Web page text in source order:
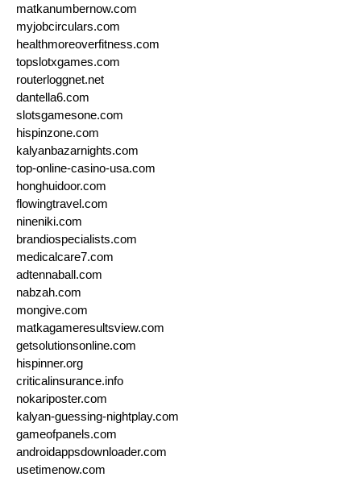
matkanumbernow.com
myjobcirculars.com
healthmoreoverfitness.com
topslotxgames.com
routerloggnet.net
dantella6.com
slotsgamesone.com
hispinzone.com
kalyanbazarnights.com
top-online-casino-usa.com
honghuidoor.com
flowingtravel.com
nineniki.com
brandiospecialists.com
medicalcare7.com
adtennaball.com
nabzah.com
mongive.com
matkagameresultsview.com
getsolutionsonline.com
hispinner.org
criticalinsurance.info
nokariposter.com
kalyan-guessing-nightplay.com
gameofpanels.com
androidappsdownloader.com
usetimenow.com